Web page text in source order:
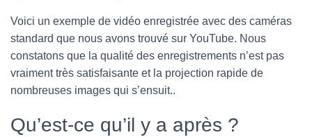
Voici un exemple de vidéo enregistrée avec des caméras
standard que nous avons trouvé sur YouTube. Nous
constatons que la qualité des enregistrements n’est pas
vraiment très satisfaisante et la projection rapide de
nombreuses images qui s’ensuit..
Qu’est-ce qu’il y a après ?